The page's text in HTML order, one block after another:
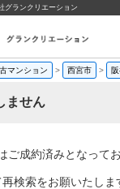
グランクリエーション
マンション > 西宮市 >
ません
ご成約済みとなってお
検索をお願いたしま